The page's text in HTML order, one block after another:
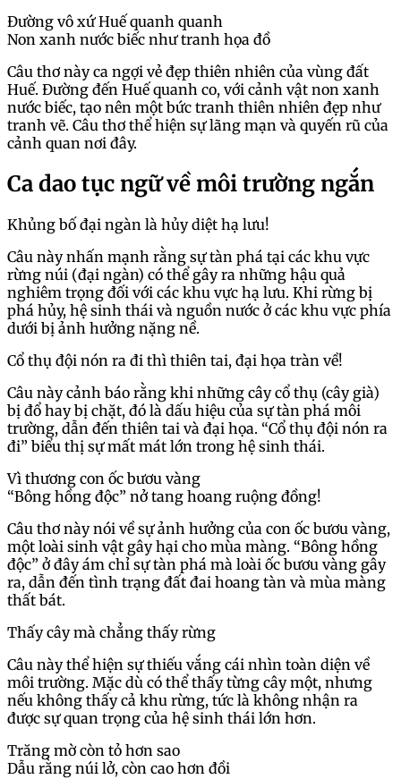
Đường vô xứ Huế quanh quanh
Non xanh nước biếc như tranh họa đồ
Câu thơ này ca ngợi vẻ đẹp thiên nhiên của vùng đất
Huế. Đường đến Huế quanh co, với cảnh vật non xanh
nước biếc, tạo nên một bức tranh thiên nhiên đẹp như
tranh vẽ. Câu thơ thể hiện sự lãng mạn và quyến rũ của
cảnh quan nơi đây.
Ca dao tục ngữ về môi trường ngắn
Khủng bố đại ngàn là hủy diệt hạ lưu!
Câu này nhấn mạnh rằng sự tàn phá tại các khu vực
rừng núi (đại ngàn) có thể gây ra những hậu quả
nghiêm trọng đối với các khu vực hạ lưu. Khi rừng bị
phá hủy, hệ sinh thái và nguồn nước ở các khu vực phía
dưới bị ảnh hưởng nặng nề.
Cổ thụ đội nón ra đi thì thiên tai, đại họa tràn về!
Câu này cảnh báo rằng khi những cây cổ thụ (cây già)
bị đổ hay bị chặt, đó là dấu hiệu của sự tàn phá môi
trường, dẫn đến thiên tai và đại họa. “Cổ thụ đội nón ra
đi” biểu thị sự mất mát lớn trong hệ sinh thái.
Vì thương con ốc bươu vàng
“Bông hồng độc” nở tang hoang ruộng đồng!
Câu thơ này nói về sự ảnh hưởng của con ốc bươu vàng,
một loài sinh vật gây hại cho mùa màng. “Bông hồng
độc” ở đây ám chỉ sự tàn phá mà loài ốc bươu vàng gây
ra, dẫn đến tình trạng đất đai hoang tàn và mùa màng
thất bát.
Thấy cây mà chẳng thấy rừng
Câu này thể hiện sự thiếu vắng cái nhìn toàn diện về
môi trường. Mặc dù có thể thấy từng cây một, nhưng
nếu không thấy cả khu rừng, tức là không nhận ra
được sự quan trọng của hệ sinh thái lớn hơn.
Trăng mờ còn tỏ hơn sao
Dẫu rằng núi lở, còn cao hơn đồi